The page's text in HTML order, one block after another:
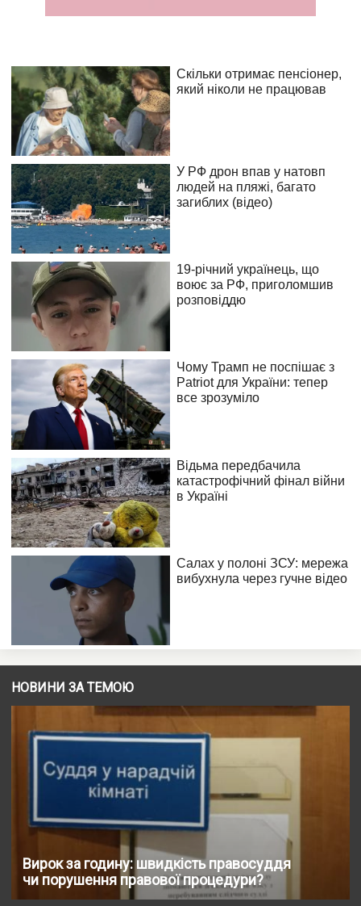
НОВИНИ ЗА ТЕМОЮ
Вирок за годину: швидкість правосуддя
чи порушення правової процедури?